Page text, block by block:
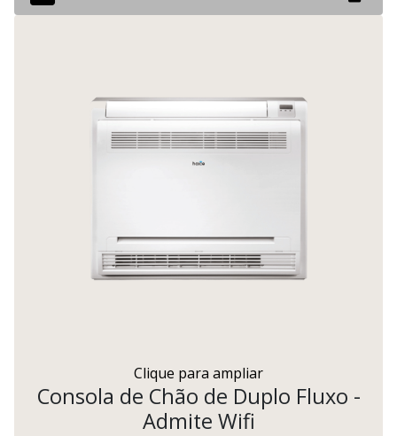
Clique para ampliar
Consola de Chão de Duplo Fluxo -
Admite Wifi